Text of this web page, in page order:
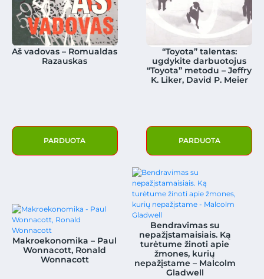
Aš vadovas – Romualdas
Razauskas
PARDUOTA
“Toyota” talentas:
ugdykite darbuotojus
“Toyota” metodu – Jeffry
K. Liker, David P. Meier
PARDUOTA
Makroekonomika – Paul
Wonnacott, Ronald
Wonnacott
Bendravimas su
nepažįstamaisiais. Ką
turėtume žinoti apie
žmones, kurių
nepažįstame – Malcolm
Gladwell